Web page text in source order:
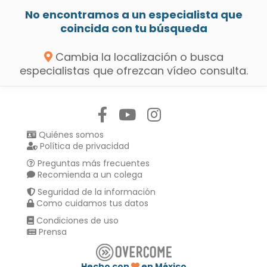
No encontramos a un especialista que
coincida con tu búsqueda
Cambia la localización o busca
especialistas que ofrezcan vídeo consulta.
Quiénes somos
Política de privacidad
Preguntas más frecuentes
Recomienda a un colega
Seguridad de la información
Como cuidamos tus datos
Condiciones de uso
Prensa